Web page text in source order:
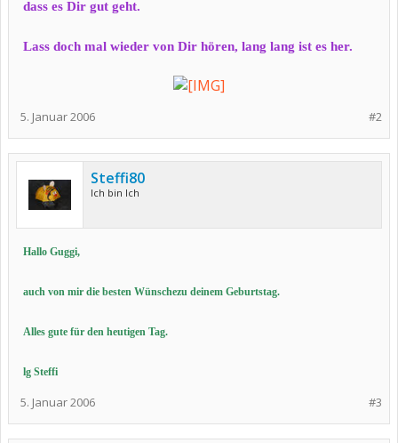
dass es Dir gut geht.
Lass doch mal wieder von Dir hören, lang lang ist es her.
#2
5. Januar 2006
Steffi80
Ich bin Ich
Hallo Guggi,
auch von mir die besten Wünschezu deinem Geburtstag.
Alles gute für den heutigen Tag.
lg Steffi
#3
5. Januar 2006